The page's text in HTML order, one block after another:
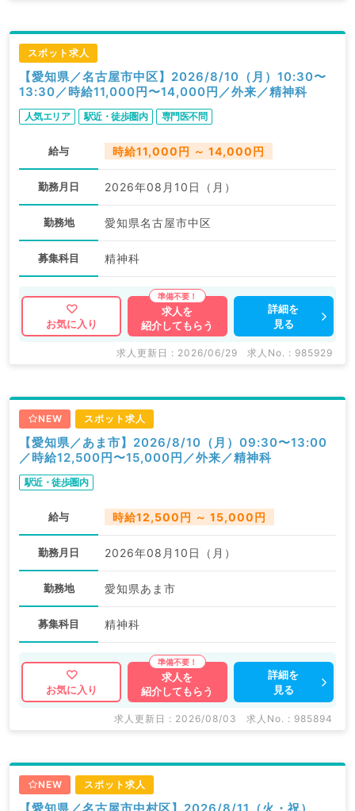
スポット求人
【愛知県／名古屋市中区】2026/8/10（月）10:30〜
13:30／時給11,000円〜14,000円／外来／精神科
人気エリア 駅近・徒歩圏内 専門医不問
給与 時給11,000円 ～ 14,000円
勤務月日 2026年08月10日（月）
勤務地 愛知県名古屋市中区
募集科目 精神科
お気に入り
求人を
紹介してもらう
詳細を
見る
求人更新日 : 2026/06/29 求人No. : 985929
NEW スポット求人
【愛知県／あま市】2026/8/10（月）09:30〜13:00
／時給12,500円〜15,000円／外来／精神科
駅近・徒歩圏内
給与 時給12,500円 ～ 15,000円
勤務月日 2026年08月10日（月）
勤務地 愛知県あま市
募集科目 精神科
お気に入り
求人を
紹介してもらう
詳細を
見る
求人更新日 : 2026/08/03 求人No. : 985894
NEW スポット求人